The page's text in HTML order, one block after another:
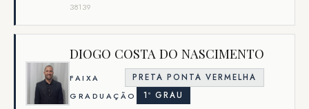
38139
DIOGO COSTA DO NASCIMENTO
FAIXA
PRETA PONTA VERMELHA
GRADUAÇÃO
1º GRAU